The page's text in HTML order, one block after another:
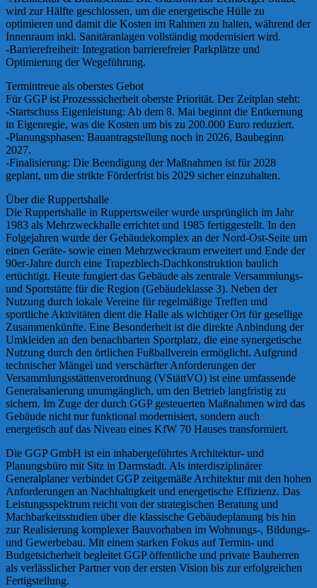
wird zur Hälfte geschlossen, um die energetische Hülle zu
optimieren und damit die Kosten im Rahmen zu halten, während der
Innenraum inkl. Sanitäranlagen vollständig modernisiert wird.
-Barrierefreiheit: Integration barrierefreier Parkplätze und
Optimierung der Wegeführung.
Termintreue als oberstes Gebot
Für GGP ist Prozesssicherheit oberste Priorität. Der Zeitplan steht:
-Startschuss Eigenleistung: Ab dem 8. Mai beginnt die Entkernung
in Eigenregie, was die Kosten um bis zu 200.000 Euro reduziert.
-Planungsphasen: Bauantragstellung noch in 2026, Baubeginn
2027.
-Finalisierung: Die Beendigung der Maßnahmen ist für 2028
geplant, um die strikte Förderfrist bis 2029 sicher einzuhalten.
Über die Ruppertshalle
Die Ruppertshalle in Ruppertsweiler wurde ursprünglich im Jahr
1983 als Mehrzweckhalle errichtet und 1985 fertiggestellt. In den
Folgejahren wurde der Gebäudekomplex an der Nord-Ost-Seite um
einen Geräte- sowie einen Mehrzweckraum erweitert und Ende der
90er-Jahre durch eine Trapezblech-Dachkonstruktion baulich
ertüchtigt. Heute fungiert das Gebäude als zentrale Versammlungs-
und Sportstätte für die Region (Gebäudeklasse 3). Neben der
Nutzung durch lokale Vereine für regelmäßige Treffen und
sportliche Aktivitäten dient die Halle als wichtiger Ort für gesellige
Zusammenkünfte. Eine Besonderheit ist die direkte Anbindung der
Umkleiden an den benachbarten Sportplatz, die eine synergetische
Nutzung durch den örtlichen Fußballverein ermöglicht. Aufgrund
technischer Mängel und verschärfter Anforderungen der
Versammlungsstättenverordnung (VStättVO) ist eine umfassende
Generalsanierung unumgänglich, um den Betrieb langfristig zu
sichern. Im Zuge der durch GGP gesteuerten Maßnahmen wird das
Gebäude nicht nur funktional modernisiert, sondern auch
energetisch auf das Niveau eines KfW 70 Hauses transformiert.
Die GGP GmbH ist ein inhabergeführtes Architektur- und
Planungsbüro mit Sitz in Darmstadt. Als interdisziplinärer
Generalplaner verbindet GGP zeitgemäße Architektur mit den hohen
Anforderungen an Nachhaltigkeit und energetische Effizienz. Das
Leistungsspektrum reicht von der strategischen Beratung und
Machbarkeitsstudien über die klassische Gebäudeplanung bis hin
zur Realisierung komplexer Bauvorhaben im Wohnungs-, Bildungs-
und Gewerbebau. Mit einem starken Fokus auf Termin- und
Budgetsicherheit begleitet GGP öffentliche und private Bauherren
als verlässlicher Partner von der ersten Vision bis zur erfolgreichen
Fertigstellung.